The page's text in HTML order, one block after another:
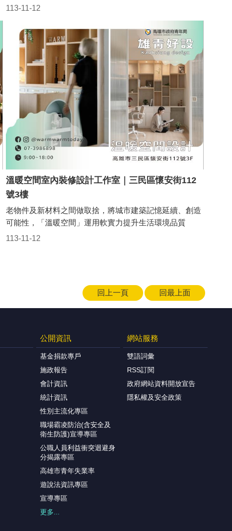
113-11-12
溫暖空間室內裝修設計工作室｜三民區懷安街112
號3樓
113-11-12
老物件及新材料之間做取捨，將城市建築記憶延續、創造
可能性，「溫暖空間」運用軟實力提升生活環境品質
回上一頁 回最上面
公開資訊
基金捐款專戶
施政報告
會計資訊
統計資訊
性別主流化專區
職場霸凌防治(含安全及
衛生防護)宣導專區
公職人員利益衝突迴避身
分揭露專區
高雄市青年失業率
遊說法資訊專區
宣導專區
更多...
網站服務
雙語詞彙
RSS訂閱
政府網站資料開放宣告
隱私權及安全政策